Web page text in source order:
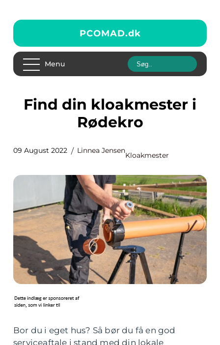
PCOMAD.dk
Menu
Find din kloakmester i
Rødekro
09 August 2022 Linnea Jensen
Kloakmester
Bor du i eget hus? Så bør du få en god
serviceaftale i stand med din lokale